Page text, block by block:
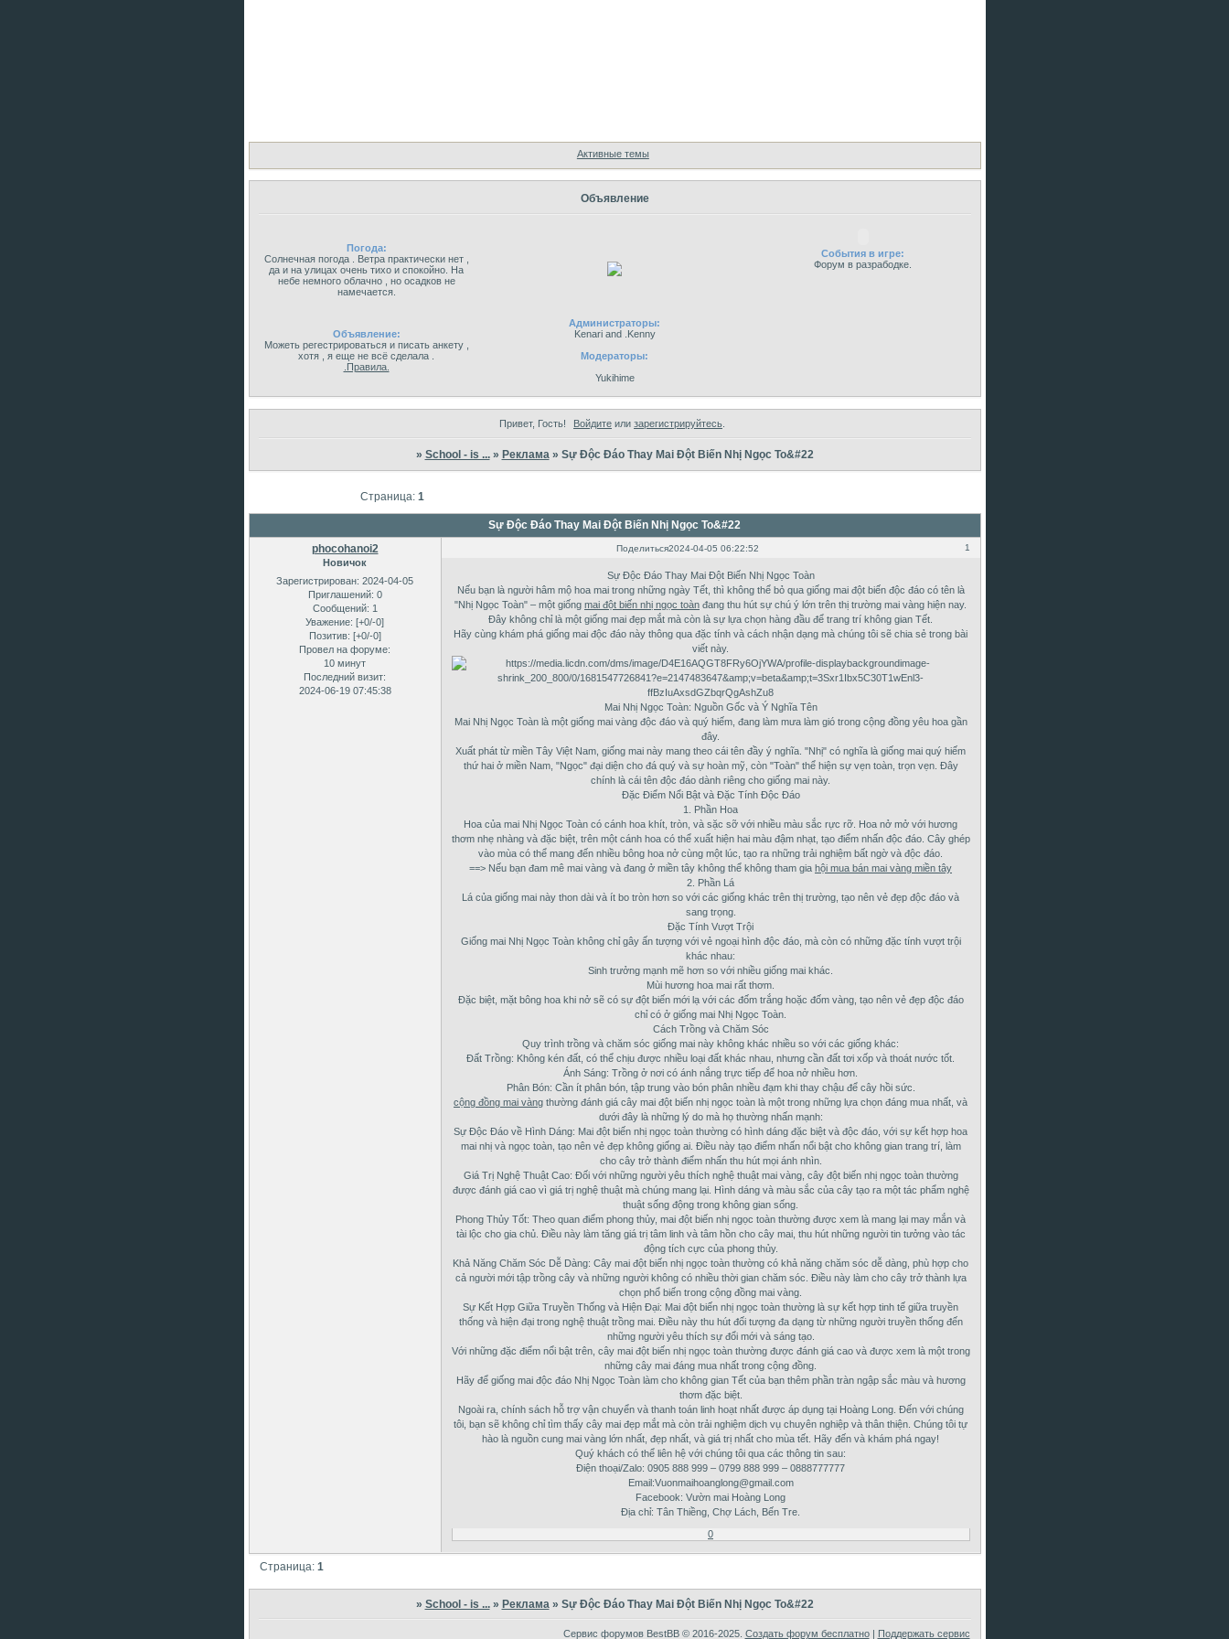
Активные темы
Объявление
Погода:
Солнечная погода . Ветра практически нет ,
да и на улицах очень тихо и спокойно. На
небе немного облачно , но осадков не
намечается.
События в игре:
Форум в разрабодке.
Объявление:
Можеть регестрироваться и писать анкету ,
хотя , я еще не всё сделала .
.Правила.
Администраторы:
Kenari and .Kenny
Модераторы:
Yukihime
Привет, Гость! Войдите или зарегистрируйтесь
» School - is ... » Реклама » Sự Độc Đáo Thay Mai Đột Biến Nhị Ngọc To&#22
Sự Độc Đáo Thay Mai Đột Biến Nhị Ngọc To&#22
Страница: 1
Поделиться 1
2024-04-05 06:22:52
phocohanoi2
Новичок
Зарегистрирован: 2024-04-05
Приглашений: 0
Сообщений: 1
Уважение: [+0/-0]
Позитив: [+0/-0]
Провел на форуме:
10 минут
Последний визит:
2024-06-19 07:45:38
Sự Độc Đáo Thay Mai Đột Biến Nhị Ngọc Toàn
Nếu bạn là người hâm mộ hoa mai trong những ngày Tết, thì không thể bỏ qua giống mai đột biến độc đáo có tên là
"Nhị Ngọc Toàn" – một giống mai đột biến nhị ngọc toàn đang thu hút sự chú ý lớn trên thị trường mai vàng hiện nay.
Đây không chỉ là một giống mai đẹp mắt mà còn là sự lựa chọn hàng đầu để trang trí không gian Tết.
Hãy cùng khám phá giống mai độc đáo này thông qua đặc tính và cách nhận dạng mà chúng tôi sẽ chia sẻ trong bài
viết này.
Mai Nhị Ngọc Toàn: Nguồn Gốc và Ý Nghĩa Tên
Mai Nhị Ngọc Toàn là một giống mai vàng độc đáo và quý hiếm, đang làm mưa làm gió trong cộng đồng yêu hoa gần
đây.
Xuất phát từ miền Tây Việt Nam, giống mai này mang theo cái tên đầy ý nghĩa. "Nhị" có nghĩa là giống mai quý hiếm
thứ hai ở miền Nam, "Ngọc" đại diện cho đá quý và sự hoàn mỹ, còn "Toàn" thể hiện sự vẹn toàn, trọn vẹn. Đây
chính là cái tên độc đáo dành riêng cho giống mai này.
Đặc Điểm Nổi Bật và Đặc Tính Độc Đáo
1. Phần Hoa
Hoa của mai Nhị Ngọc Toàn có cánh hoa khít, tròn, và sặc sỡ với nhiều màu sắc rực rỡ. Hoa nở mở với hương
thơm nhẹ nhàng và đặc biệt, trên một cánh hoa có thể xuất hiện hai màu đậm nhạt, tạo điểm nhấn độc đáo. Cây ghép
vào mùa có thể mang đến nhiều bông hoa nở cùng một lúc, tạo ra những trải nghiệm bất ngờ và độc đáo.
==> Nếu bạn đam mê mai vàng và đang ở miền tây không thể không tham gia hội mua bán mai vàng miền tây
2. Phần Lá
Lá của giống mai này thon dài và ít bo tròn hơn so với các giống khác trên thị trường, tạo nên vẻ đẹp độc đáo và
sang trọng.
Đặc Tính Vượt Trội
Giống mai Nhị Ngọc Toàn không chỉ gây ấn tượng với vẻ ngoại hình độc đáo, mà còn có những đặc tính vượt trội
khác nhau:
Sinh trưởng mạnh mẽ hơn so với nhiều giống mai khác.
Mùi hương hoa mai rất thơm.
Đặc biệt, mặt bông hoa khi nở sẽ có sự đột biến mới lạ với các đốm trắng hoặc đốm vàng, tạo nên vẻ đẹp độc đáo
chỉ có ở giống mai Nhị Ngọc Toàn.
Cách Trồng và Chăm Sóc
Quy trình trồng và chăm sóc giống mai này không khác nhiều so với các giống khác:
Đất Trồng: Không kén đất, có thể chịu được nhiều loại đất khác nhau, nhưng cần đất tơi xốp và thoát nước tốt.
Ánh Sáng: Trồng ở nơi có ánh nắng trực tiếp để hoa nở nhiều hơn.
Phân Bón: Cần ít phân bón, tập trung vào bón phân nhiều đạm khi thay chậu để cây hồi sức.
cộng đồng mai vàng thường đánh giá cây mai đột biến nhị ngọc toàn là một trong những lựa chọn đáng mua nhất, và
dưới đây là những lý do mà họ thường nhấn mạnh:
Sự Độc Đáo về Hình Dáng: Mai đột biến nhị ngọc toàn thường có hình dáng đặc biệt và độc đáo, với sự kết hợp hoa
mai nhị và ngọc toàn, tạo nên vẻ đẹp không giống ai. Điều này tạo điểm nhấn nổi bật cho không gian trang trí, làm
cho cây trở thành điểm nhấn thu hút mọi ánh nhìn.
Giá Trị Nghệ Thuật Cao: Đối với những người yêu thích nghệ thuật mai vàng, cây đột biến nhị ngọc toàn thường
được đánh giá cao vì giá trị nghệ thuật mà chúng mang lại. Hình dáng và màu sắc của cây tạo ra một tác phẩm nghệ
thuật sống động trong không gian sống.
Phong Thủy Tốt: Theo quan điểm phong thủy, mai đột biến nhị ngọc toàn thường được xem là mang lại may mắn và
tài lộc cho gia chủ. Điều này làm tăng giá trị tâm linh và tâm hồn cho cây mai, thu hút những người tin tưởng vào tác
động tích cực của phong thủy.
Khả Năng Chăm Sóc Dễ Dàng: Cây mai đột biến nhị ngọc toàn thường có khả năng chăm sóc dễ dàng, phù hợp cho
cả người mới tập trồng cây và những người không có nhiều thời gian chăm sóc. Điều này làm cho cây trở thành lựa
chọn phổ biến trong cộng đồng mai vàng.
Sự Kết Hợp Giữa Truyền Thống và Hiện Đại: Mai đột biến nhị ngọc toàn thường là sự kết hợp tinh tế giữa truyền
thống và hiện đại trong nghệ thuật trồng mai. Điều này thu hút đối tượng đa dạng từ những người truyền thống đến
những người yêu thích sự đổi mới và sáng tạo.
Với những đặc điểm nổi bật trên, cây mai đột biến nhị ngọc toàn thường được đánh giá cao và được xem là một trong
những cây mai đáng mua nhất trong cộng đồng.
Hãy để giống mai độc đáo Nhị Ngọc Toàn làm cho không gian Tết của bạn thêm phần tràn ngập sắc màu và hương
thơm đặc biệt.
Ngoài ra, chính sách hỗ trợ vận chuyển và thanh toán linh hoạt nhất được áp dụng tại Hoàng Long. Đến với chúng
tôi, bạn sẽ không chỉ tìm thấy cây mai đẹp mắt mà còn trải nghiệm dịch vụ chuyên nghiệp và thân thiện. Chúng tôi tự
hào là nguồn cung mai vàng lớn nhất, đẹp nhất, và giá trị nhất cho mùa tết. Hãy đến và khám phá ngay!
Quý khách có thể liên hệ với chúng tôi qua các thông tin sau:
Điện thoại/Zalo: 0905 888 999 – 0799 888 999 – 0888777777
Email:Vuonmaihoanglong@gmail.com
Facebook: Vườn mai Hoàng Long
Địa chỉ: Tân Thiềng, Chợ Lách, Bến Tre.
0
Страница: 1
» School - is ... » Реклама » Sự Độc Đáo Thay Mai Đột Biến Nhị Ngọc To&#22
Сервис форумов BestBB © 2016-2025. Создать форум бесплатно| Поддержать сервис